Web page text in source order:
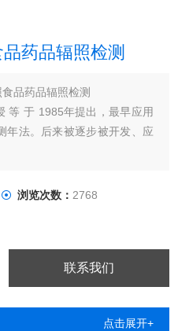
药品辐照检测
品药品辐照检测
等 于 1985年提出，最早应用
年法。后来被逐步被开发、应
浏览次数： 2768
联系我们
点击展开+